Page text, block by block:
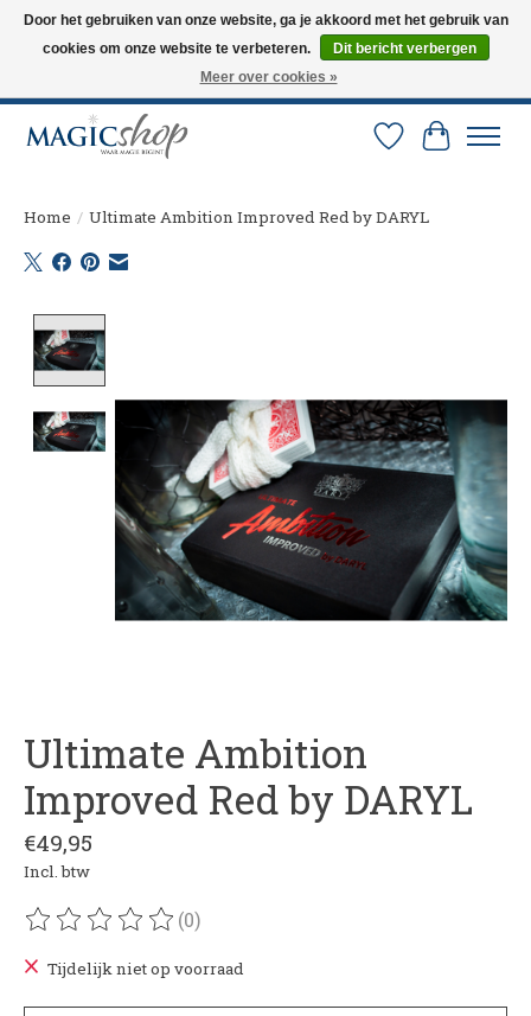
Altijd de nieuwste trucs op voorraad. Snelle verzending via PostNL en DHL.
Langskomen in onze winkel? Bel of mail om een afspraak te maken. 0251-
Verlanglijst
Home / Ultimate Ambition Improved Red by DARYL
Ultimate Ambition
Improved Red by DARYL
€49,95
Incl. btw
De beoordeling van dit product is
(0)
Tijdelijk niet op voorraad
Door het gebruiken van onze website, ga je akkoord met het gebruik van
cookies om onze website te verbeteren.
Dit bericht verbergen
Meer over cookies »